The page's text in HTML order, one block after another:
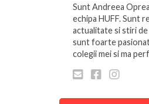
Sunt Andreea
echipa HUFF. Sunt
actualitate si stiri de
sunt foarte
colegii mei si ma